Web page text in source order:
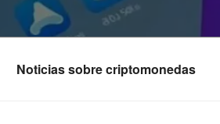
Noticias sobre criptomonedas